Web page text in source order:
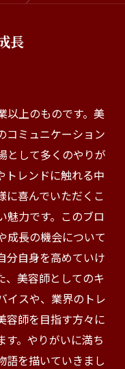
長
以上のものです。美
コミュニケーション
として多くのやりが
トレンドに触れる中
に喜んでいただくこ
魅力です。このブロ
成長の機会について
分自身を高めていけ
、美容師としてのキ
イスや、業界のトレ
容師を目指す方々に
す。やりがいに満ち
語を描いていきまし